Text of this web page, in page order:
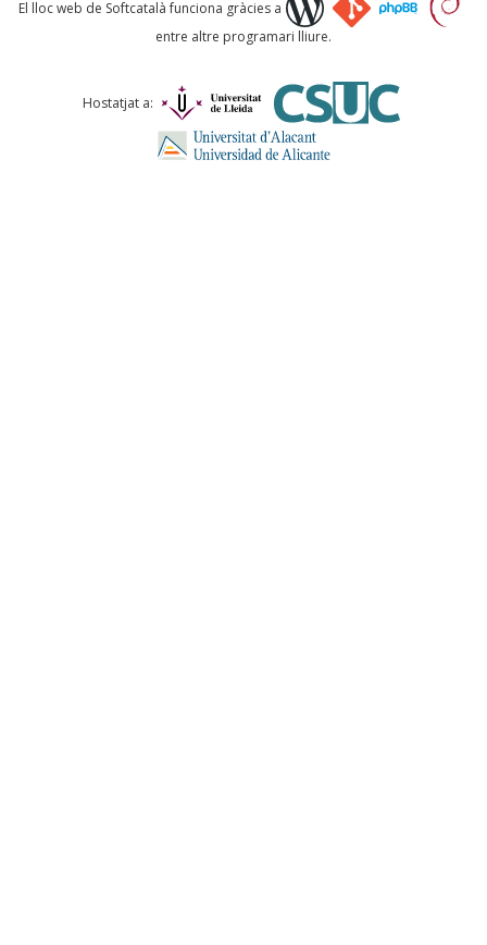
Comentari *
El lloc web de Softcatalà funciona gràcies a
entre altre programari lliure.
Hostatjat a: